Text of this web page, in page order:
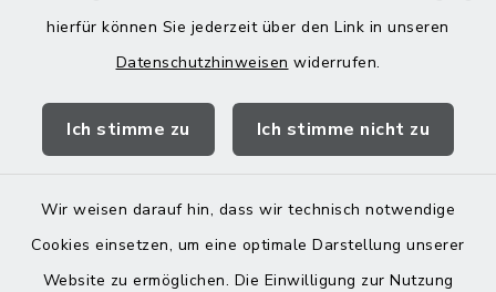
hierfür können Sie jederzeit über den Link in unseren
Datenschutzhinweisen widerrufen.
Ich stimme zu Ich stimme nicht zu
Wir weisen darauf hin, dass wir technisch notwendige
Cookies einsetzen, um eine optimale Darstellung unserer
Website zu ermöglichen. Die Einwilligung zur Nutzung
Landratsamt Mühldorf